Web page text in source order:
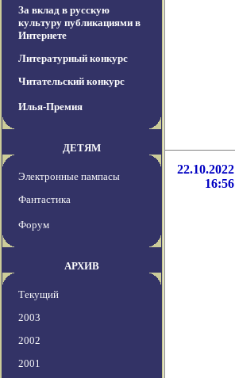
За вклад в русскую
культуру публикациями в
Интернете
Литературный конкурс
Читательский конкурс
Илья-Премия
ДЕТЯМ
Электронные пампасы
Фантастика
Форум
АРХИВ
Текущий
2003
2002
2001
22.10.2022
16:56